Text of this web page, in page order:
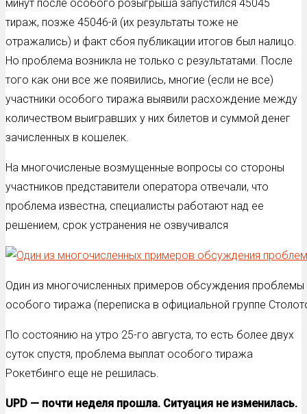
минут после особого розыгрыша запустился 45045
тираж, позже 45046-й (их результаты тоже не
отражались) и факт сбоя публикации итогов был налицо.
Но проблема возникла не только с результатами. После
того как они все же появились, многие (если не все)
участники особого тиража выявили расхождение между
количеством выигравших у них билетов и суммой денег
зачисленных в кошелек.
На многочисленые возмущенные вопросы со стороны
участников представители оператора отвечали, что
проблема известна, специалисты работают над ее
решением, срок устранения не озвучивался
Один из многочисленных примеров обсуждения
особого тиража (переписка в официальной группе
По состоянию на утро 25-го августа, то есть более двух
суток спустя, проблема выплат особого тиража
Рокетбинго еще не решилась.
UPD — почти неделя прошла. Ситуация не изменилась.